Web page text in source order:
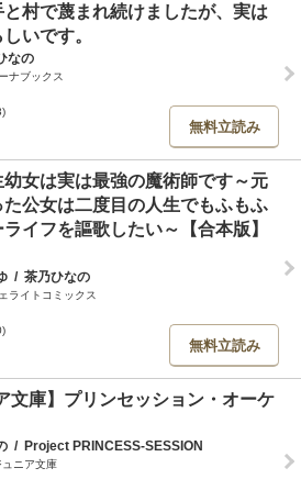
村で蔑まれ続けましたが、実は
いです。
なの
ナブックス
無料立読み
女は実は最強の魔術師です～元
公女は二度目の人生でもふもふ
イフを謳歌したい～【合本版】
/ 茶乃ひなの
ライトコミックス
無料立読み
文庫】プリンセッション・オーケ
/ Project PRINCESS-SESSION
ニア文庫